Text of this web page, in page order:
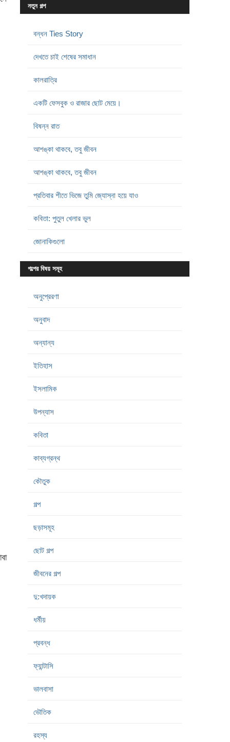
নতুন গল্প
বন্ধন Ties Story
দেখতে চাই শেষের সমাধান
কালরাত্রি
একটি ফেসবুক ও রাজার ছোট মেয়ে।
বিষন্ন রাত
আশঙ্কা থাকবে, তবু জীবন
আশঙ্কা থাকবে, তবু জীবন
প্রতিবার শীতে ভিজে তুমি জ্যোস্না হয়ে যাও
কবিতা: পুতুল খেলার ভুল
জোনাকিগুলো
গল্পের বিষয় সমূহ
অনুপ্রেরণা
অনুবাদ
অন্যান্য
ইতিহাস
ইসলামিক
উপন্যাস
কবিতা
কাব্যগ্রন্থ
কৌতুক
গল্প
ছড়াসমূহ
ছোট গল্প
জীবনের গল্প
দু:খদায়ক
ধর্মীয়
প্রবন্ধ
ফ্যান্টাসি
ভালবাসা
ভৌতিক
রহস্য